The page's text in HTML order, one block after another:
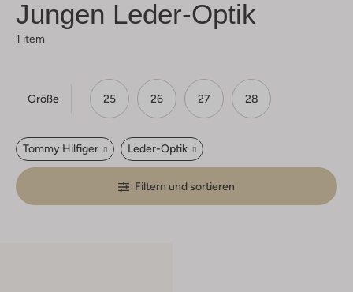
Jungen Leder-Optik
1 item
Größe 25 26 27 28
Tommy Hilfiger Leder-Optik
Filtern und sortieren